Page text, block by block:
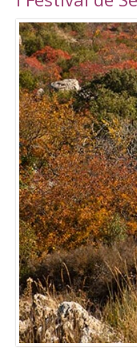
Torrepalma ***,
instalaciones
superficie total
de actividades
Tarifas Las
de forma
5,00€. También
adquirir un
días) a un
como el Bono
intransferible.
en los horarios
entrada a la
Para consultar
sigan este enlace:
http://
Piscina Este